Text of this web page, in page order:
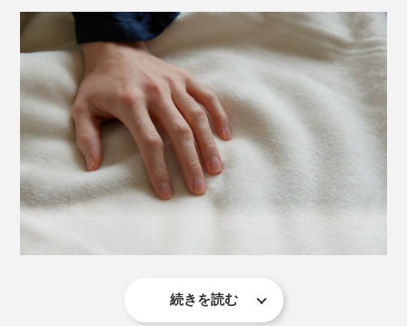
効率度外視で作られた、職人の矜持そのもの。5つ星ホ
テルのスイートルームでも味わえない贅沢の極みを、あ
なたの寝室で体感してください。
自宅で洗うとせっかくの起毛が損なわれてしまうので、
お手入れはクリーニング店へ。毛先に束感が出てきた
ら、洋服に使うようなブラシでブラッシングしてくださ
い。
ズ」、淡く高貴な紫の「ラベンダー」、無染色の「ピュ
アホワイト」の3色。
肌触りの第一印象だけでなく、寝心地も別格の心地よ
続きを読む